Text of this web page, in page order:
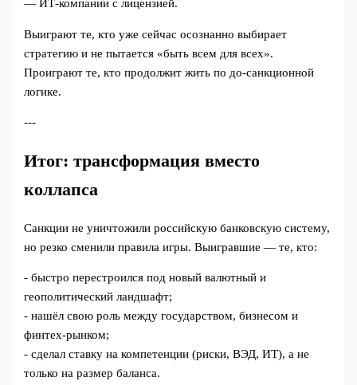
— ИТ‑компании с лицензией.
Выиграют те, кто уже сейчас осознанно выбирает
стратегию и не пытается «быть всем для всех».
Проиграют те, кто продолжит жить по до‑санкционной
логике.
---
Итог: трансформация вместо
коллапса
Санкции не уничтожили российскую банковскую систему,
но резко сменили правила игры. Выигравшие — те, кто:
- быстро перестроился под новый валютный и
геополитический ландшафт;
- нашёл свою роль между государством, бизнесом и
финтех‑рынком;
- сделал ставку на компетенции (риски, ВЭД, ИТ), а не
только на размер баланса.